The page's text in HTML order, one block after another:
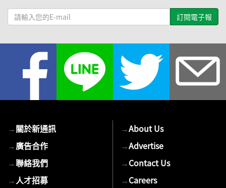
請
輸
→關於新通訊
→廣告合作
→聯絡我們
→人才招募
→About Us
→Advertise
→Contact Us
→Careers